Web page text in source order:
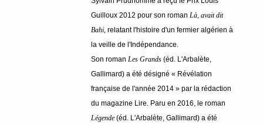
Guilloux 2012 pour son roman Là, avait dit
Bahi,relatant l'histoire d'un fermier algérien à
la veille de l'Indépendance.
Son roman Les Grands(éd. L'Arbalète,
Gallimard) a été désigné « Révélation
française de l'année 2014 » par la rédaction
du magazine Lire. Paru en 2016, le roman
Légende(éd. L'Arbalète, Gallimard) a été